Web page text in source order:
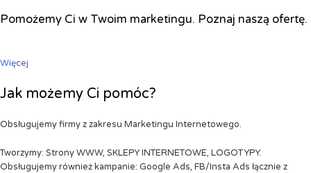
Pomożemy Ci w Twoim marketingu. Poznaj naszą ofertę.
Więcej
Jak możemy Ci pomóc?
Obsługujemy firmy z zakresu Marketingu Internetowego.
Tworzymy: Strony WWW, SKLEPY INTERNETOWE, LOGOTYPY.
Obsługujemy również kampanie: Google Ads, FB/Insta Ads łącznie z